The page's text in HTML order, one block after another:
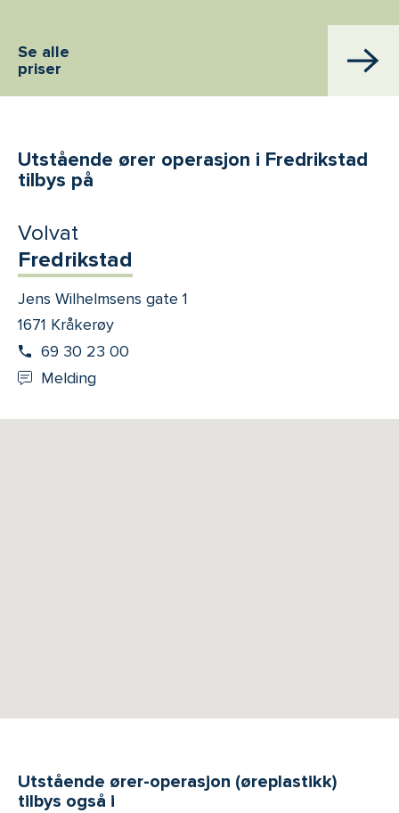
Se alle
priser
Utstående ører operasjon i Fredrikstad
tilbys på
Volvat
Fredrikstad
Jens Wilhelmsens gate 1
1671 Kråkerøy
69 30 23 00
Melding
Utstående ører-operasjon (øreplastikk)
tilbys også i